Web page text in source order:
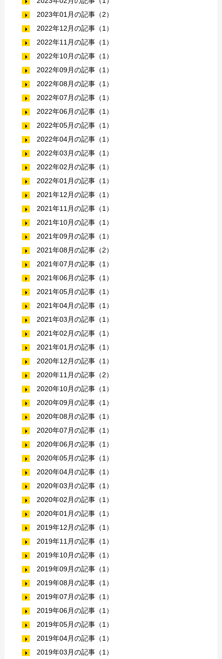
2023年01月の記事（2）
2022年12月の記事（1）
2022年11月の記事（1）
2022年10月の記事（1）
2022年09月の記事（1）
2022年08月の記事（1）
2022年07月の記事（1）
2022年06月の記事（1）
2022年05月の記事（1）
2022年04月の記事（1）
2022年03月の記事（1）
2022年02月の記事（1）
2022年01月の記事（1）
2021年12月の記事（1）
2021年11月の記事（1）
2021年10月の記事（1）
2021年09月の記事（1）
2021年08月の記事（2）
2021年07月の記事（1）
2021年06月の記事（1）
2021年05月の記事（1）
2021年04月の記事（1）
2021年03月の記事（1）
2021年02月の記事（1）
2021年01月の記事（1）
2020年12月の記事（1）
2020年11月の記事（2）
2020年10月の記事（1）
2020年09月の記事（1）
2020年08月の記事（1）
2020年07月の記事（1）
2020年06月の記事（1）
2020年05月の記事（1）
2020年04月の記事（1）
2020年03月の記事（1）
2020年02月の記事（1）
2020年01月の記事（1）
2019年12月の記事（1）
2019年11月の記事（1）
2019年10月の記事（1）
2019年09月の記事（1）
2019年08月の記事（1）
2019年07月の記事（1）
2019年06月の記事（1）
2019年05月の記事（1）
2019年04月の記事（1）
2019年03月の記事（1）